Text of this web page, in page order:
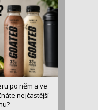
po něm a ve
nejčastější